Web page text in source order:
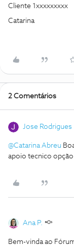
Cliente 1xxxxxxxxx
Catarina
2 Comentários
Jose Rodrigues
@Catarina Abreu
apoio tecnico opção
Ana P.
Bem-vinda ao